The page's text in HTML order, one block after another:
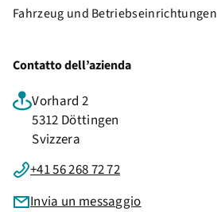
Fahrzeug und Betriebseinrichtungen
Contatto dell’azienda
Vorhard 2
5312 Döttingen
Svizzera
+41 56 268 72 72
Invia un messaggio